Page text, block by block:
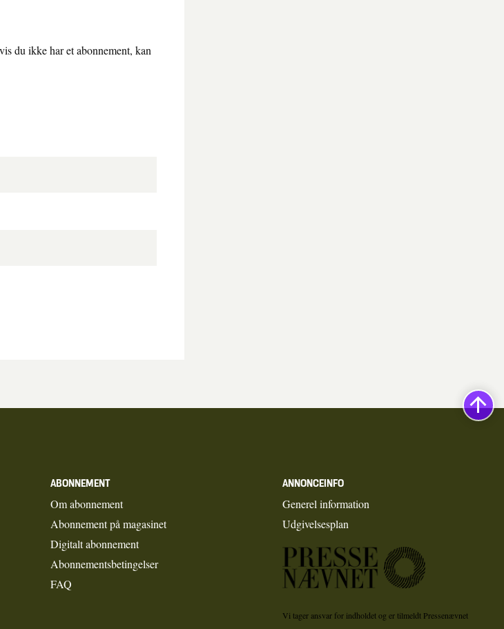
du ikke har et abonnement, kan
ABONNEMENT
Om abonnement
Abonnement på magasinet
Digitalt abonnement
Abonnementsbetingelser
FAQ
ANNONCEINFO
Generel information
Udgivelsesplan
Vi tager ansvar for indholdet og er tilmeldt Pressenævnet